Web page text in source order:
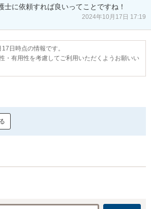
士に依頼すれば良いってことですね！
2024年10月17日 17:19
日時点の情報です。
・有用性を考慮してご利用いただくようお願いい